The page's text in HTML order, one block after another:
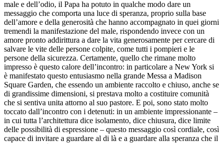
male e dell’odio, il Papa ha potuto in qualche modo dare un
messaggio che comporta una luce di speranza, proprio sulla base
dell’amore e della generosità che hanno accompagnato in quei giorni
tremendi la manifestazione del male, rispondendo invece con un
amore pronto addirittura a dare la vita generosamente per cercare di
salvare le vite delle persone colpite, come tutti i pompieri e le
persone della sicurezza. Certamente, quello che rimane molto
impresso è questo calore dell’incontro: in particolare a New York si
è manifestato questo entusiasmo nella grande Messa a Madison
Square Garden, che essendo un ambiente raccolto e chiuso, anche se
di grandissime dimensioni, si prestava molto a costituire comunità
che si sentiva unita attorno al suo pastore. E poi, sono stato molto
toccato dall’incontro con i detenuti: in un ambiente impressionante –
in cui tutta l’architettura dice isolamento, dice chiusura, dice limite
delle possibilità di espressione – questo messaggio così cordiale, così
capace di invitare a guardare al di là e a guardare alla speranza che il